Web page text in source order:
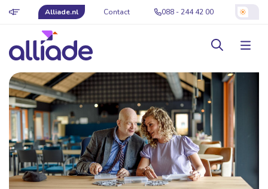
Alliade.nl Contact 088 - 244 42 00